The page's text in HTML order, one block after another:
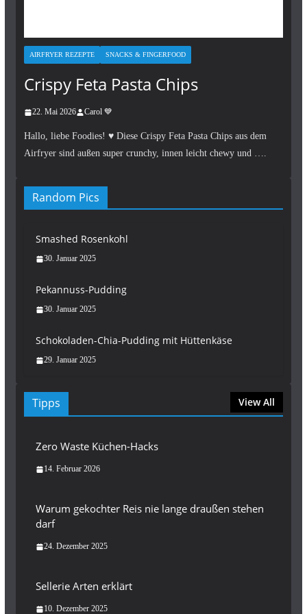
AIRFRYER REZEPTE SNACKS & FINGERFOOD
Crispy Feta Pasta Chips
22. Mai 2026 Carol 💙
Hallo, liebe Foodies! ♥︎ Diese Crispy Feta Pasta Chips aus dem
Airfryer sind außen super crunchy, innen leicht chewy und ….
Random Pics
Smashed Rosenkohl
30. Januar 2025
Pekannuss-Pudding
30. Januar 2025
Schokoladen-Chia-Pudding mit Hüttenkäse
29. Januar 2025
Tipps View All
Zero Waste Küchen-Hacks
14. Februar 2026
Warum gekochter Reis nie lange draußen stehen
darf
24. Dezember 2025
Sellerie Arten erklärt
10. Dezember 2025